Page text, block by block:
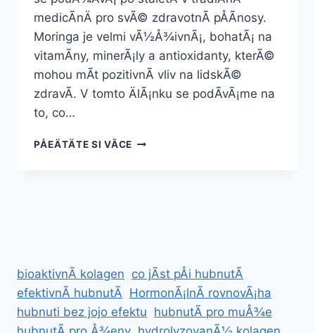
medicÃ­nÄ pro svÃ© zdravotnÃ­ pÅÃ­nosy.
Moringa je velmi vÃ½Å¾ivnÃ¡, bohatÃ¡ na
vitamÃ­ny, minerÃ¡ly a antioxidanty, kterÃ©
mohou mÃ­t pozitivnÃ­ vliv na lidskÃ©
zdravÃ­. V tomto ÄlÃ¡nku se podÃ­vÃ¡me na
to, co…
PÅEÄTÄTE SI VÃ­CEMORINGA
bioaktivnÃ­ kolagen co jÃ­st pÅi hubnutÃ­
efektivnÃ­ hubnutÃ­ HormonÃ¡lnÃ­ rovnovÃ¡ha
hubnuti bez jojo efektu hubnutÃ­ pro muÅ¾e